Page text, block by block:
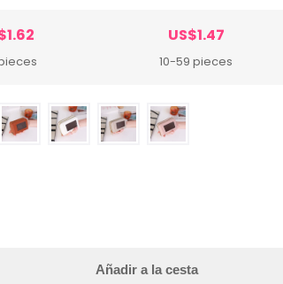
US$1.47
10-59 pieces
Añadir a la cesta